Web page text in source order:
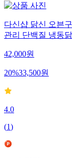
다신샵 닭신 오븐
관리 단백질 냉동
42,000원
20%33,500원
4.0
(1)